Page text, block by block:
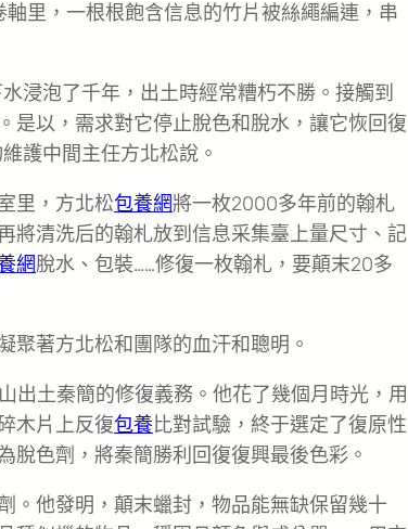
軸里，一根根飽含信息的竹片被絲繩編連，串
浸泡了千年，出土時經常糟朽不勝。接觸到
是以，需求對它停止脫色和脫水，讓它恢回復
護中間主任方北松說。
里，方北松包養網將一枚2000多年前的翰札
將清洗后的翰札放到信息采集臺上量尺寸、記
網脫水、包裝……修復一枚翰札，要顛末20多
聚著方北松和團隊的血汗和聰明。
出土秦簡的修復義務。他花了幾個月時光，用
木片上反復包養比對試驗，終于選定了復原性
脫色劑，將秦簡勝利回復復興最後色彩。
。他發明，顛末蠟封，物品能無缺保留幾十